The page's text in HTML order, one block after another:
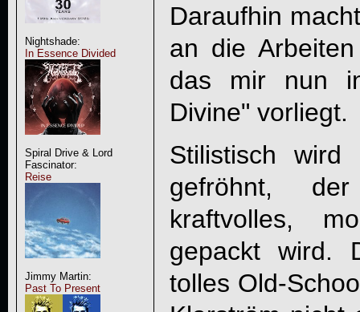
Nightshade:
In Essence Divided
Spiral Drive & Lord
Fascinator:
Reise
Jimmy Martin:
Past To Present
Daraufhin
an die
das mir nun
Divine" vorliegt.
Stilistisch wird
gefröhnt,
kraftvolles,
gepackt wird.
tolles Old-